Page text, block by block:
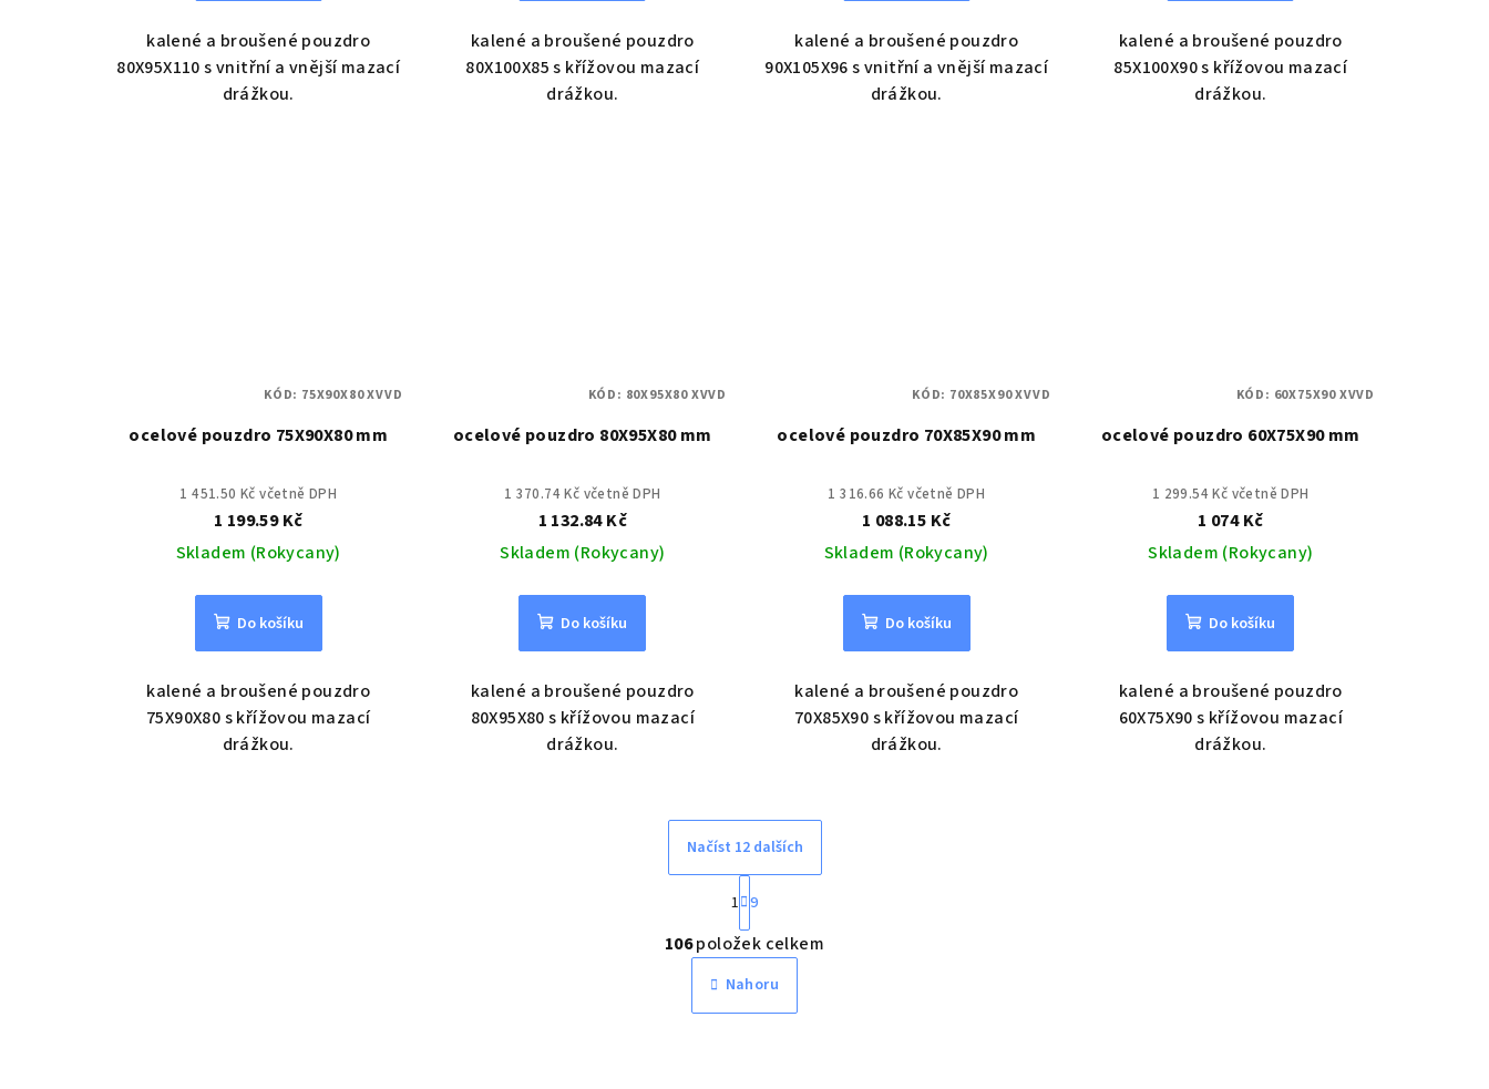
kalené a broušené pouzdro
80X95X110 s vnitřní a vnější mazací
drážkou.
kalené a broušené pouzdro
80X100X85 s křížovou mazací
drážkou.
kalené a broušené pouzdro
90X105X96 s vnitřní a vnější mazací
drážkou.
kalené a broušené pouzdro
85X100X90 s křížovou mazací
drážkou.
ocelové pouzdro 75X90X80 mm
1 451.50 Kč včetně DPH
1 199.59 Kč
Skladem (Rokycany)
Do košíku
kalené a broušené pouzdro
75X90X80 s křížovou mazací
drážkou.
KÓD: 75X90X80 XVVD
ocelové pouzdro 80X95X80 mm
1 370.74 Kč včetně DPH
1 132.84 Kč
Skladem (Rokycany)
Do košíku
kalené a broušené pouzdro
80X95X80 s křížovou mazací
drážkou.
KÓD: 80X95X80 XVVD
ocelové pouzdro 70X85X90 mm
1 316.66 Kč včetně DPH
1 088.15 Kč
Skladem (Rokycany)
Do košíku
kalené a broušené pouzdro
70X85X90 s křížovou mazací
drážkou.
KÓD: 70X85X90 XVVD
ocelové pouzdro 60X75X90 mm
1 299.54 Kč včetně DPH
1 074 Kč
Skladem (Rokycany)
Do košíku
kalené a broušené pouzdro
60X75X90 s křížovou mazací
drážkou.
KÓD: 60X75X90 XVVD
O
v
l
á
Načíst 12 dalších
S
t
r
á
n
k
1 9
106položek celkem
Nahoru